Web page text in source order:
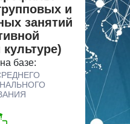
и
занятий
базе: